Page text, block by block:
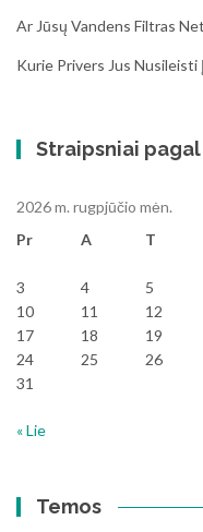
Ar Jūsų Vandens Filtras
Kurie Privers Jus Nusileisti
Straipsniai
2026 m. rugpjūčio mėn.
Pr
A T
3
4 5
10
11 12
17
18 19
24
25 26
31
« Lie
Temos